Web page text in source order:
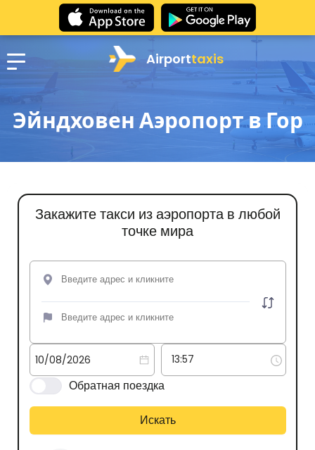
Airporttaxis
Эйндховен Аэропорт в Гор
Закажите такси из аэропорта в любой
точке мира
Обратная поездка
Искать